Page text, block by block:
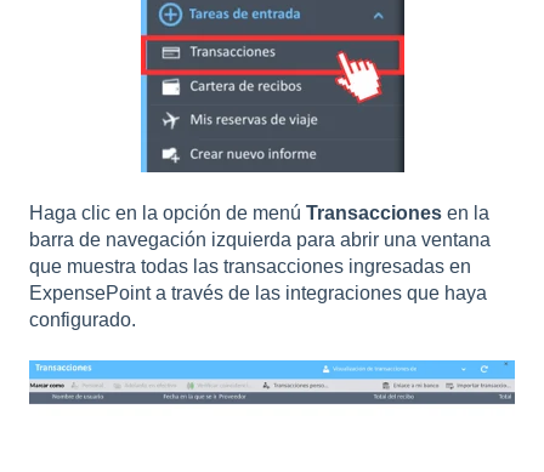
Haga clic en la opción de menú Transacciones en la
barra de navegación izquierda para abrir una ventana
que muestra todas las transacciones ingresadas en
ExpensePoint a través de las integraciones que haya
configurado.